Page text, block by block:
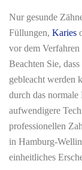
Nur gesunde
Füllungen, Karies
vor dem
Beachten Sie,
gebleacht werden
durch das
aufwendigere
professionellen
in Hamburg-
einheitliches